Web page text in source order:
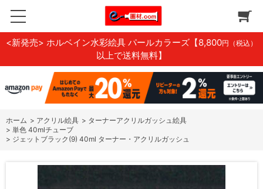
<新発売> ホルベイン水彩絵具 パールカラーズ 【8,800円（税込）
以上で送料無料】
ホーム > アクリル絵具 > ターナーアクリルガッシュ絵具
> 単色 40mlチューブ
> ジェットブラック(9) 40ml ターナー・アクリルガッシュ